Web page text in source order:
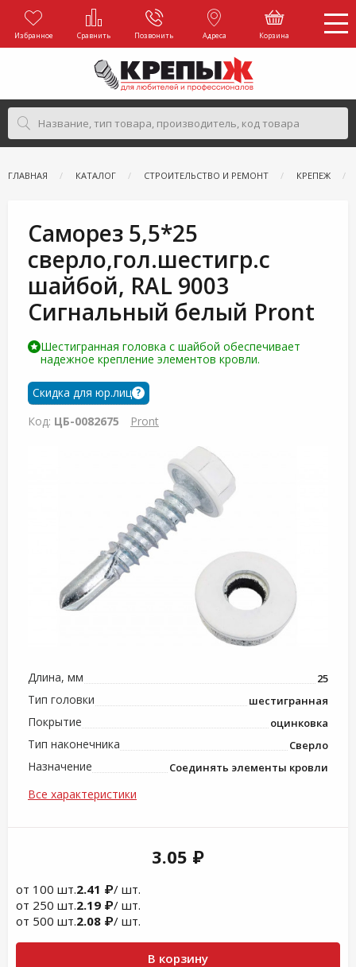
Избранное Сравнить Позвонить Адреса Корзина
ГЛАВНАЯ КАТАЛОГ СТРОИТЕЛЬСТВО И РЕМОНТ КРЕПЕЖ
Саморез 5,5*25
сверло,гол.шестигр.с
шайбой, RAL 9003
Сигнальный белый Pront
Шестигранная головка с шайбой обеспечивает
надежное крепление элементов кровли.
Скидка для юр.лиц ?
Код: ЦБ-0082675 Pront
Длина, мм 25
Тип головки шестигранная
Покрытие оцинковка
Тип наконечника Сверло
Назначение Соединять элементы кровли
Все характеристики
3.05 ₽
от 100 шт.2.41 ₽/ шт.
от 250 шт.2.19 ₽/ шт.
от 500 шт.2.08 ₽/ шт.
В корзину